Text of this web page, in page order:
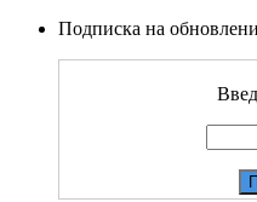
Подписка на